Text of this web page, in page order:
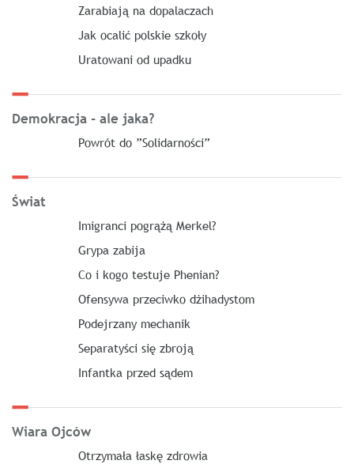
Zarabiają na dopalaczach
Jak ocalić polskie szkoły
Uratowani od upadku
Demokracja - ale jaka?
Powrót do ”Solidarności”
Świat
Imigranci pogrążą Merkel?
Grypa zabija
Co i kogo testuje Phenian?
Ofensywa przeciwko dżihadystom
Podejrzany mechanik
Separatyści się zbroją
Infantka przed sądem
Wiara Ojców
Otrzymała łaskę zdrowia